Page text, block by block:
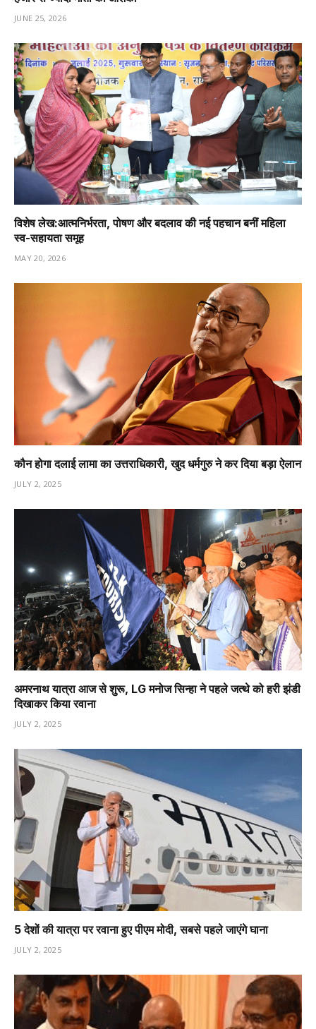
JUNE 25, 2026
विशेष लेख:आत्मनिर्भरता, पोषण और बदलाव की नई पहचान बनीं महिला
स्व-सहायता समूह
MAY 20, 2026
कौन होगा दलाई लामा का उत्तराधिकारी, खुद धर्मगुरु ने कर दिया बड़ा ऐलान
JULY 2, 2025
अमरनाथ यात्रा आज से शुरू, LG मनोज सिन्हा ने पहले जत्थे को हरी झंडी
दिखाकर किया रवाना
JULY 2, 2025
5 देशों की यात्रा पर रवाना हुए पीएम मोदी, सबसे पहले जाएंगे घाना
JULY 2, 2025